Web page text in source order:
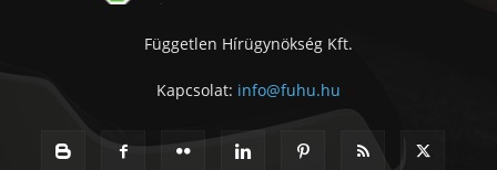
Független Hírügynökség Kft.
Kapcsolat: info@fuhu.hu